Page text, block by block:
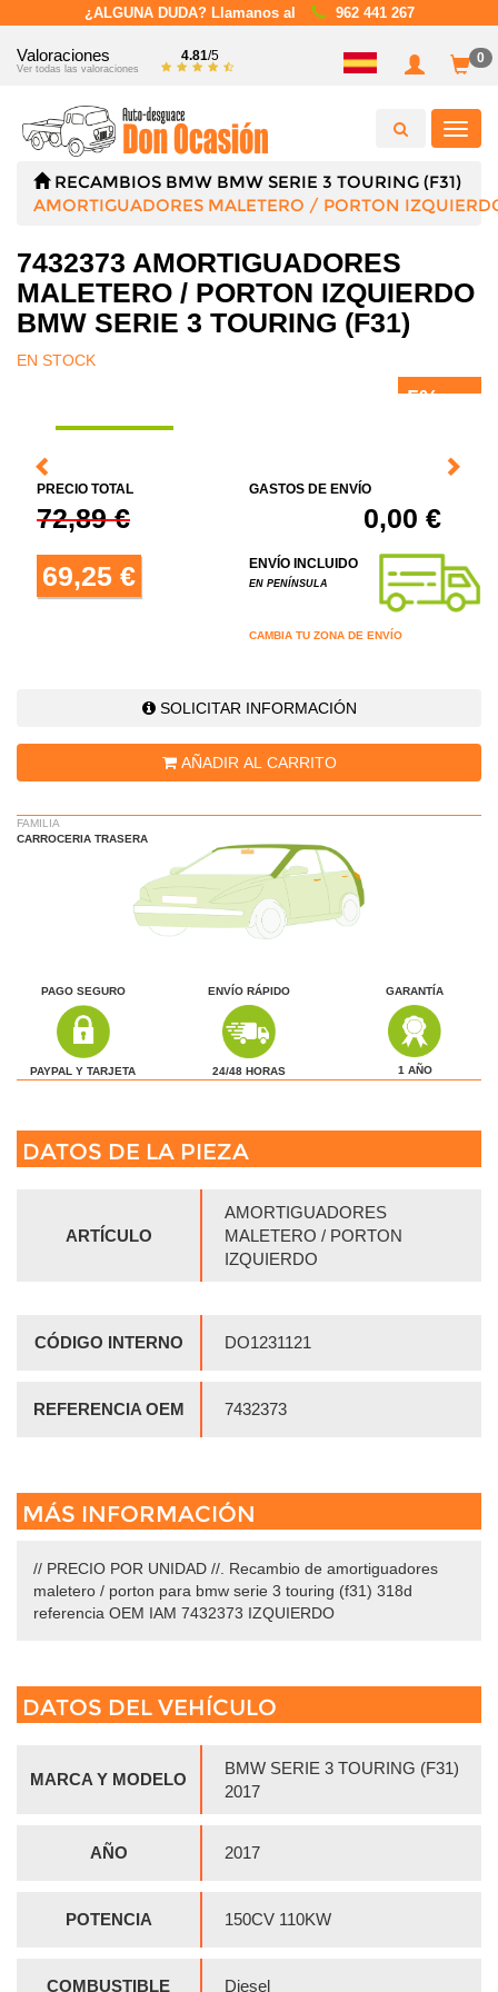
¿ALGUNA DUDA? Llamanos al 962 441 267
Valoraciones
Ver todas las valoraciones
4.81/5 0
RECAMBIOS BMW BMW SERIE 3 TOURING (F31)
AMORTIGUADORES MALETERO / PORTON
7432373 AMORTIGUADORES
MALETERO / PORTON IZQUIERDO
BMW SERIE 3 TOURING (F31)
EN STOCK
5%
PRECIO TOTAL
72,89 €
69,25 €
GASTOS DE ENVÍO
0,00 €
ENVÍO INCLUIDO
EN PENÍNSULA
CAMBIA TU ZONA DE ENVÍO
SOLICITAR INFORMACIÓN
AÑADIR AL CARRITO
FAMILIA
CARROCERIA TRASERA
PAGO SEGURO
PAYPAL Y TARJETA
ENVÍO RÁPIDO
24/48 HORAS
GARANTÍA
1 AÑO
DATOS DE LA PIEZA
ARTÍCULO
AMORTIGUADORES
MALETERO / PORTON
IZQUIERDO
CÓDIGO INTERNO DO1231121
REFERENCIA OEM 7432373
MÁS INFORMACIÓN
// PRECIO POR UNIDAD //. Recambio de amortiguadores
maletero / porton para bmw serie 3 touring (f31) 318d
referencia OEM IAM 7432373 IZQUIERDO
DATOS DEL VEHÍCULO
MARCA Y MODELO
BMW SERIE 3 TOURING (F31)
2017
AÑO 2017
POTENCIA 150CV 110KW
COMBUSTIBLE Diesel